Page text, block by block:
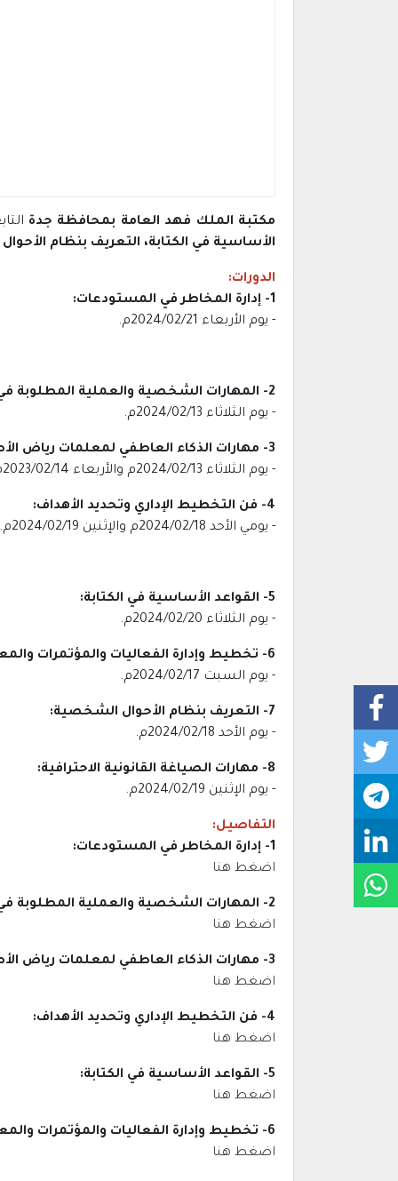
مكتبة الملك فهد العامة بمحافظة جدة
الأساسية في الكتابة، التعريف بنظام
الدورات:
1- إدارة المخاطر في المستودعات:
- يوم الأربعاء 2024/02/21م.
2- المهارات الشخصية والعملية المطلوبة في سوق العمل السعودي:
- يوم الثلاثاء 2024/02/13م.
3- مهارات الذكاء العاطفي لمعلمات رياض الأطفال:
- يوم الثلاثاء 2024/02/13م والأربعاء 2023/02/14م.
4- فن التخطيط الإداري وتحديد الأهداف:
- يومي الأحد 2024/02/18م والإثنين 2024/02/19م.
5- القواعد الأساسية في الكتابة:
- يوم الثلاثاء 2024/02/20م.
6- تخطيط وإدارة الفعاليات والمؤتمرات والمعارض:
- يوم السبت 2024/02/17م.
7- التعريف بنظام الأحوال الشخصية:
- يوم الأحد 2024/02/18م.
8- مهارات الصياغة القانونية الاحترافية:
- يوم الإثنين 2024/02/19م.
التفاصيل:
1- إدارة المخاطر في المستودعات:
اضغط هنا
2- المهارات الشخصية والعملية المطلوبة في سوق العمل السعودي:
اضغط هنا
3- مهارات الذكاء العاطفي لمعلمات رياض الأطفال:
اضغط هنا
4- فن التخطيط الإداري وتحديد الأهداف:
اضغط هنا
5- القواعد الأساسية في الكتابة:
اضغط هنا
6- تخطيط وإدارة الفعاليات والمؤتمرات والمعارض:
اضغط هنا